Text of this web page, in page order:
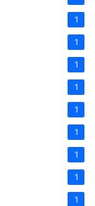
1
1
1
1
1
1
1
1
1